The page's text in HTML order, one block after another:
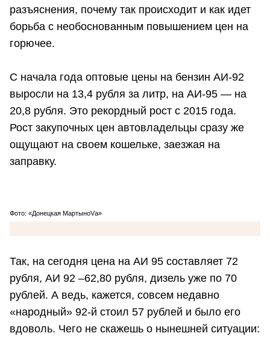
разъяснения, почему так происходит и как идет
борьба с необоснованным повышением цен на
горючее.
С начала года оптовые цены на бензин АИ-92
выросли на 13,4 рубля за литр, на АИ-95 — на
20,8 рубля. Это рекордный рост с 2015 года.
Рост закупочных цен автовладельцы сразу же
ощущают на своем кошельке, заезжая на
заправку.
Фото: «Донецкая МартыноVа»
Так, на сегодня цена на АИ 95 составляет 72
рубля, АИ 92 –62,80 рубля, дизель уже по 70
рублей. А ведь, кажется, совсем недавно
«народный» 92-й стоил 57 рублей и было его
вдоволь. Чего не скажешь о нынешней ситуации: